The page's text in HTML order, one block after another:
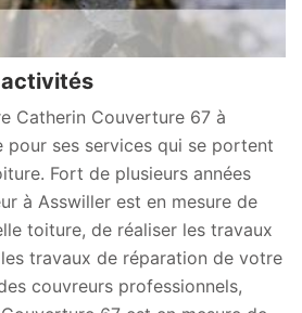
Catherin Couverture 67 à
pour ses services qui se portent
Fort de plusieurs années
à Asswiller est en mesure de
toiture, de réaliser les travaux
les travaux de réparation de votre
couvreurs professionnels,